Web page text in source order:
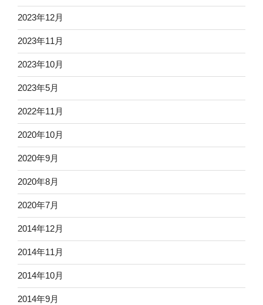
2023年12月
2023年11月
2023年10月
2023年5月
2022年11月
2020年10月
2020年9月
2020年8月
2020年7月
2014年12月
2014年11月
2014年10月
2014年9月